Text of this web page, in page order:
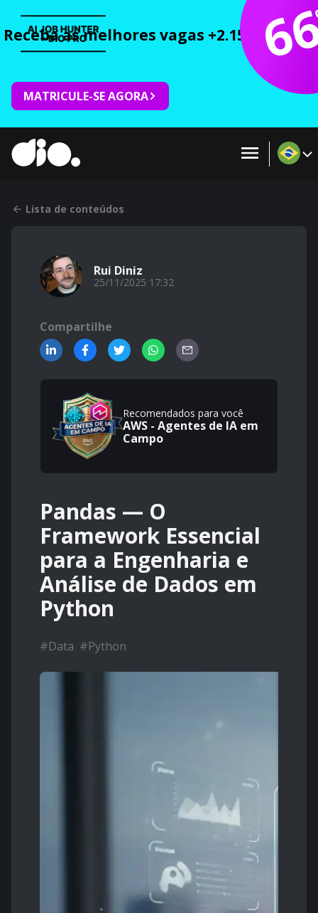
Receba as melhores vagas +2.150 cursos
MATRICULE-SE AGORA
Lista de conteúdos
Rui Diniz
25/11/2025 17:32
Compartilhe
Recomendados para você
AWS - Agentes de IA em
Campo
Pandas — O
Framework Essencial
para a Engenharia e
Análise de Dados em
Python
#Data #Python